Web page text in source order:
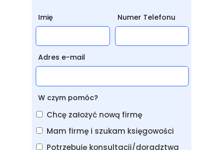
Imię Numer Telefonu
Adres e-mail
W czym pomóc?
Chcę założyć nową firmę
Mam firmę i szukam księgowości
Potrzebuję konsultacji/doradztwa